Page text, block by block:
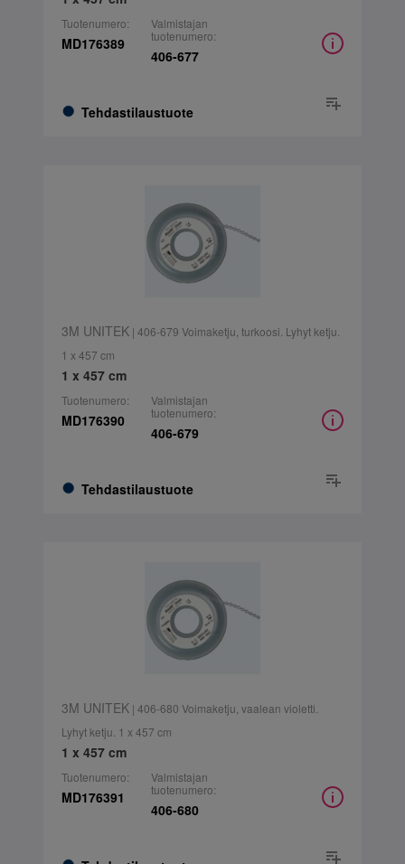
Tuotenumero:
MD176389
Tehdastilaustuote
Valmistajan
tuotenumero:
406-677
3M UNITEK| 406-679 Voimaketju, turkoosi. Lyhyt ketju.
1 x 457 cm
1 x 457 cm
Tuotenumero:
MD176390
Tehdastilaustuote
Valmistajan
tuotenumero:
406-679
3M UNITEK| 406-680 Voimaketju, vaalean violetti.
Lyhyt ketju. 1 x 457 cm
1 x 457 cm
Tuotenumero:
MD176391
Valmistajan
tuotenumero:
406-680